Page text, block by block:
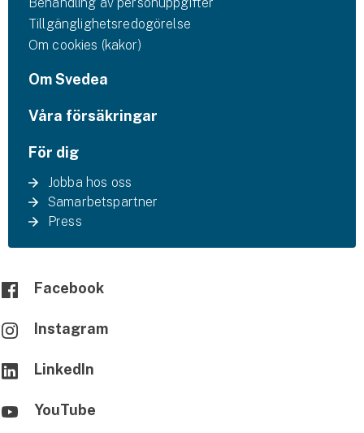
Tillgänglighetsredogörelse
Om cookies (kakor)
Om Svedea
Våra försäkringar
För dig
Jobba hos oss
Samarbetspartner
Press
Facebook
Instagram
LinkedIn
YouTube